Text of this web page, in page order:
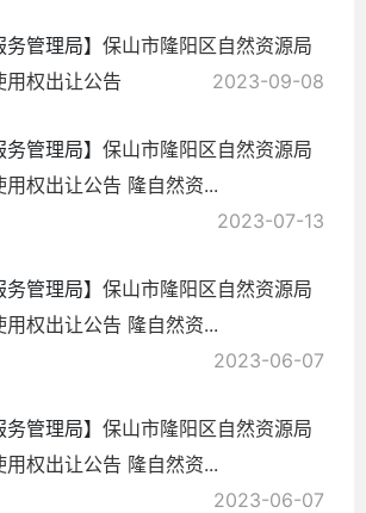
管理局】 保山市隆阳区自然资源局
用权出让公告
2023-09-08
管理局】 保山市隆阳区自然资源局
用权出让公告 隆自然资...
2023-07-13
管理局】 保山市隆阳区自然资源局
用权出让公告 隆自然资...
2023-06-07
管理局】 保山市隆阳区自然资源局
用权出让公告 隆自然资...
2023-06-07